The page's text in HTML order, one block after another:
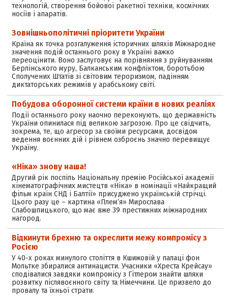
технологій, створення бойової ракетної техніки, космічних
носіїв і апаратів.
Зовнішньополітичні пріоритети України
Країна як точка розгалуження історичних шляхів Міжнародне
значення подій останнього року в Україні важко
переоцінити. Воно заслуговує на порівняння з руйнуванням
Берлінського муру, Балканським конфліктом, боротьбою
Сполучених Штатів зі світовим тероризмом, падінням
диктаторських режимів у арабському світі.
Побудова оборонної системи країни в нових реаліях
Події останнього року наочно переконують, що державність
України опинилася під великою загрозою. Про це свідчить,
зокрема, те, що агресор за своїми ресурсами, досвідом
ведення воєнних дій і рівнем озброєнь значно перевищує
Україну.
«Ніка» знову наша!
Другий рік поспіль Національну премію Російської академії
кінематографічних мистецтв «Ніка» в номінації «Найкращий
фільм країн СНД і Балтії» присуджено українській стрічці.
Цього разу це – картина «Плем’я» Мирослава
Слабошпицького, що має вже 39 престижних міжнародних
нагород.
Відкинути брехню та окреслити межу компромісу з
Росією
У 40-х роках минулого століття в Кшижовій у палаці фон
Мольтке збиралися антинацисти. Учасники «Хреста Крейсау»
сподівалися завдяки компромісу з Гітлером знайти шляхи
розвитку післявоєнного світу та Німеччини. Це призвело до
провалу та їхньої страти.